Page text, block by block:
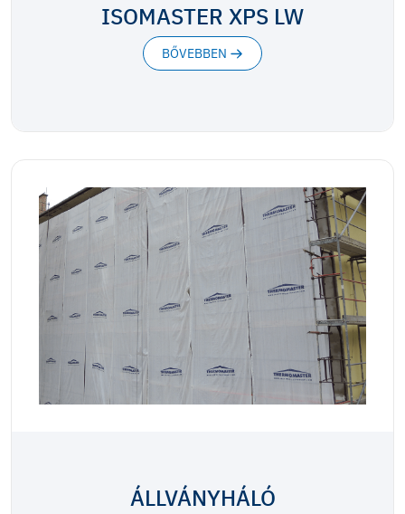
ISOMASTER XPS LW
BŐVEBBEN
ÁLLVÁNYHÁLÓ